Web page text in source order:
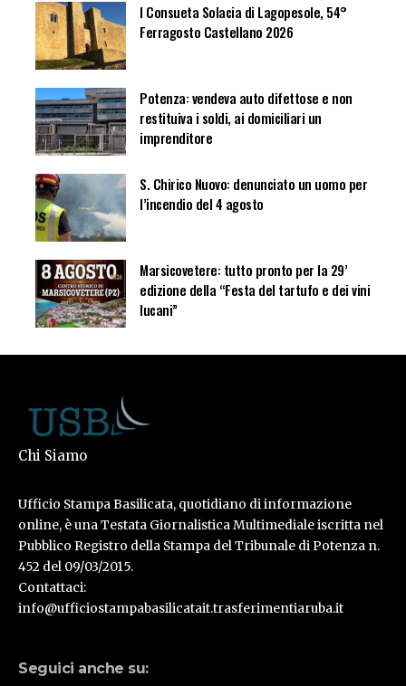
I Consueta Solacia di Lagopesole, 54°
Ferragosto Castellano 2026
Potenza: vendeva auto difettose e non
restituiva i soldi, ai domiciliari un
imprenditore
S. Chirico Nuovo: denunciato un uomo per
l’incendio del 4 agosto
Marsicovetere: tutto pronto per la 29’
edizione della “Festa del tartufo e dei vini
lucani”
Chi Siamo
Ufficio Stampa Basilicata, quotidiano di informazione
online, è una Testata Giornalistica Multimediale iscritta nel
Pubblico Registro della Stampa del Tribunale di Potenza n.
452 del 09/03/2015.
Contattaci:
info@ufficiostampabasilicatait.trasferimentiaruba.it
Seguici anche su: